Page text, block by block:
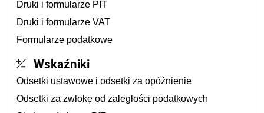
Druki i formularze PIT
Druki i formularze VAT
Formularze podatkowe
Wskaźniki
Odsetki ustawowe i odsetki za opóźnienie
Odsetki za zwłokę od zaległości podatkowych